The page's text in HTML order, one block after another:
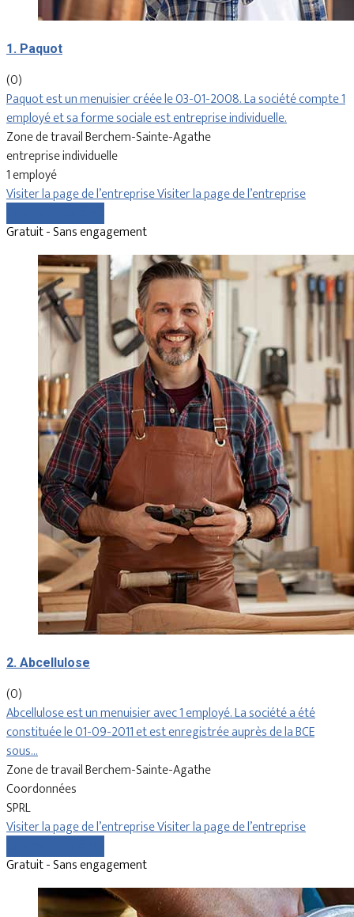
1. Paquot
(0)
Paquot est un menuisier créée le 03-01-2008. La société compte 1
employé et sa forme sociale est entreprise individuelle.
Zone de travail Berchem-Sainte-Agathe
entreprise individuelle
1 employé
Visiter la page de l’entrepriseVisiter la page de l’entreprise
Gratuit - Sans engagement
2. Abcellulose
(0)
Abcellulose est un menuisier avec 1 employé. La société a été
constituée le 01-09-2011 et est enregistrée auprès de la BCE
sous…
Zone de travail Berchem-Sainte-Agathe
Coordonnées
SPRL
Visiter la page de l’entrepriseVisiter la page de l’entreprise
Gratuit - Sans engagement